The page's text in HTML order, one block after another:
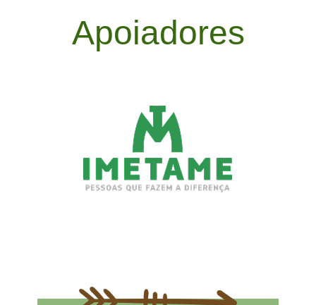
Apoiadores